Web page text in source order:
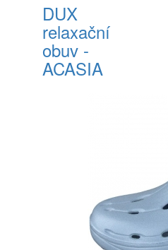
DUX
relaxační
obuv -
ACASIA